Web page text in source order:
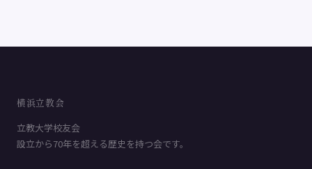
横浜立教会
立教大学校友会
設立から70年を超える歴史を持つ会です。